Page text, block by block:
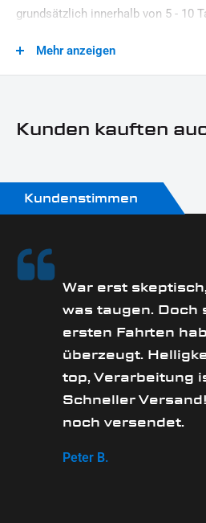
grundsätzlich innerhalb von 5 - 10
Zeitpunkt Ihrer
Mehr anzeigen
Kunden kauften
Kundenstimmen
War erst
was taugen. Doch
ersten Fahrten
überzeugt.
top, Verarbeitung
Schneller
noch versendet.
Peter B.